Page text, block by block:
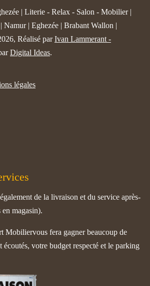
| Literie - Relax - Salon - Mobilier |
Namur | Eghezée | Brabant Wallon |
Réalisé parIvan Lammerant -
Digital Ideas.
légales
de la livraison et du service après-
magasin).
Mobiliervous fera gagner beaucoup de
écoutés, votre budget respecté et le parking